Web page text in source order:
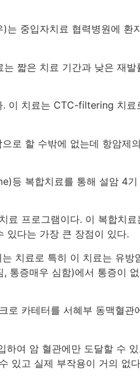
중입자치료 협력병원에 환
짧은 치료 기간과 낮은 재발
이 치료는 CTC-filtering 치료
로 할 수밖에 없는데 항암제
등 복합치료를 통해 설암 4기
료 프로그램이다. 이 복합치료
있다는 가장 큰 장점이 있다.
치료로 특히 이 치료는 유방
통증매우 심함)에서 통증이
로 카테터를 서혜부 동맥혈관
여 암 혈관에만 도달할 수
있고 실제 부작용이 거의 없